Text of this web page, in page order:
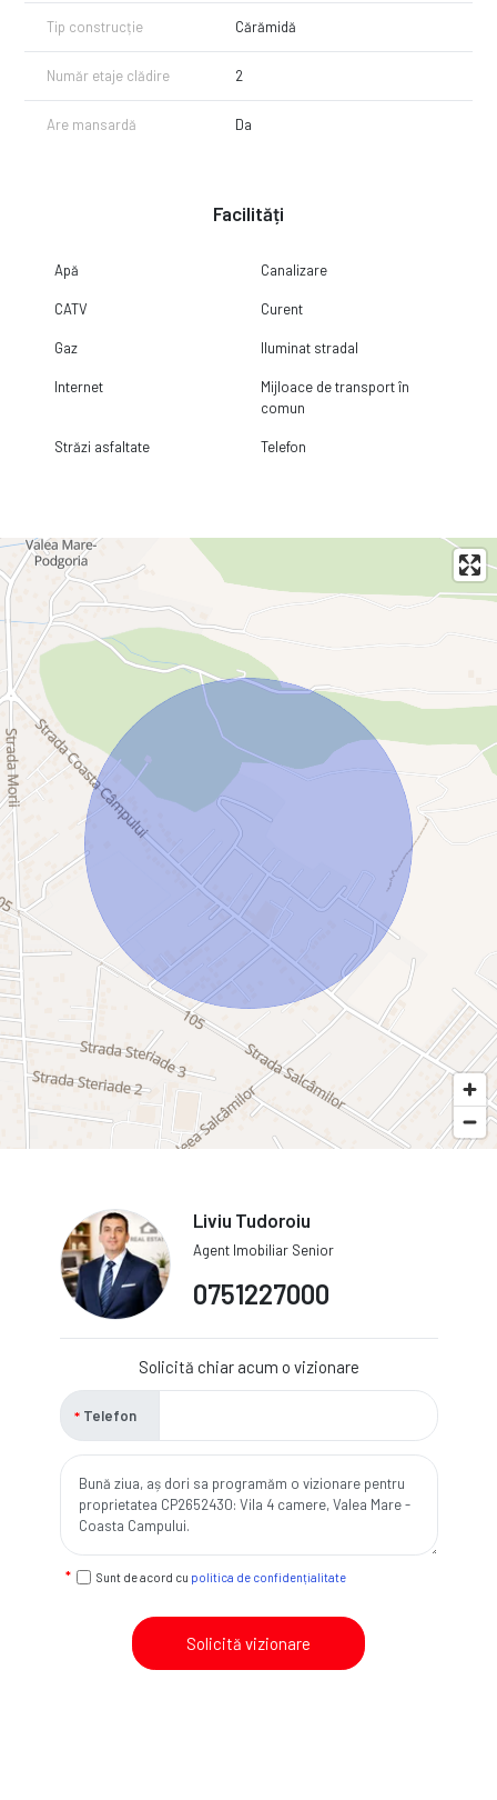
Tip construcție Cărămidă
Număr etaje clădire 2
Are mansardă Da
Facilități
Apă Canalizare
CATV Curent
Gaz Iluminat stradal
Internet
Mijloace de transport în
comun
Străzi asfaltate Telefon
Liviu Tudoroiu
Agent Imobiliar Senior
0751227000
Solicită chiar acum o vizionare
Telefon
Sunt de acord cu politica de confidențialitate
Solicită vizionare